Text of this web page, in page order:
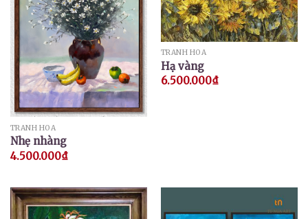
TRANH HOA
Nhẹ nhàng
4.500.000₫
TRANH HOA
Hạ vàng
6.500.000₫